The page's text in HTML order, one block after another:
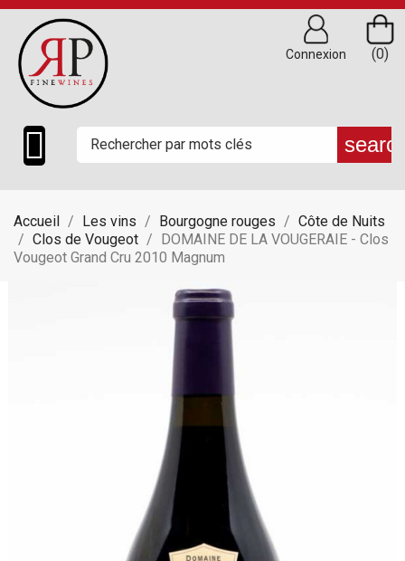

(0)
Connexion
Accueil Les vins Bourgogne rouges
Côte de Nuits
Clos de Vougeot
DOMAINE DE LA VOUGERAIE - Clos
Vougeot Grand Cru 2010 Magnum